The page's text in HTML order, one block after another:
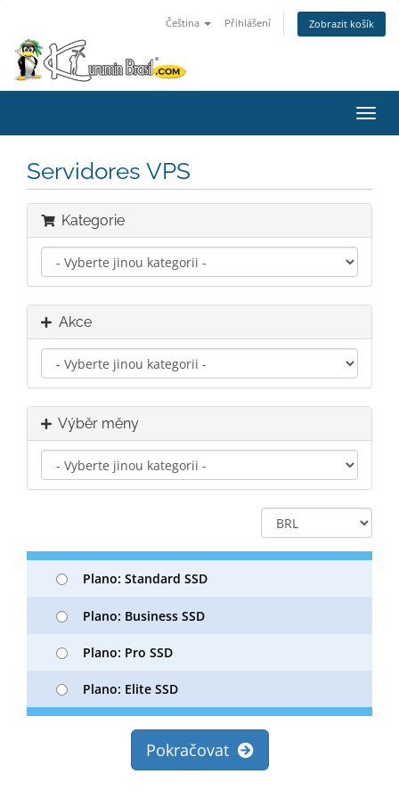
Čeština Přihlášení Zobrazit košík
Servidores VPS
Kategorie
Akce
Výběr měny
Plano: Standard SSD
Plano: Business SSD
Plano: Pro SSD
Plano: Elite SSD
Pokračovat